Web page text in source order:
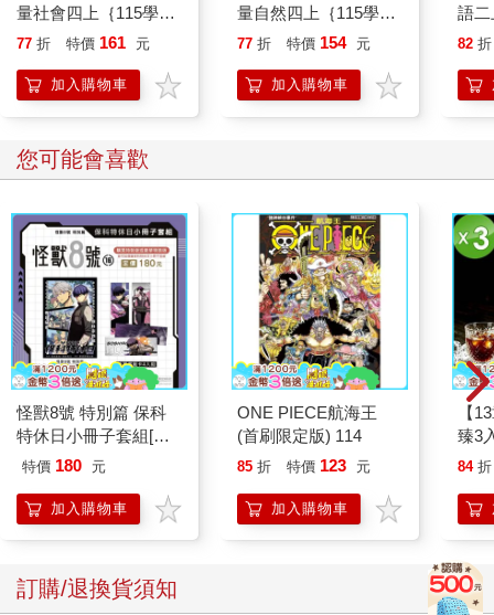
量社會四上｛115學
年｝
77 折 特價 161 元
加入購物車
量自然四上｛115學
年｝
77 折 特價 154 元
加入購物車
語二
82 折
您可能會喜歡
怪獸8號 特別篇 保科
特休日小冊子套組[限
加購]
特價 180 元
加入購物車
ONE PIECE航海王
(首刷限定版) 114
85 折 特價 123 元
加入購物車
【
臻3
84 折
訂購/退換貨須知